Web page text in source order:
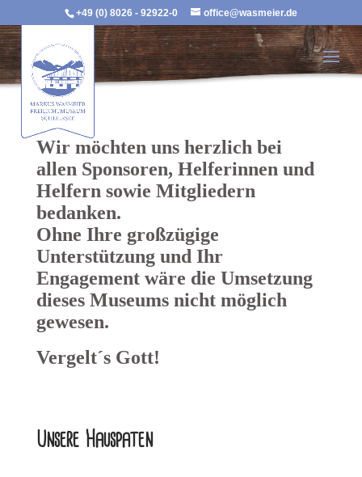
+49 (0) 8026 - 92922-0 office@wasmeier.de
Wir möchten uns herzlich bei
allen Sponsoren, Helferinnen und
Helfern sowie Mitgliedern
bedanken.
Ohne Ihre großzügige
Unterstützung und Ihr
Engagement wäre die Umsetzung
dieses Museums nicht möglich
gewesen.
Vergelt´s Gott!
Unsere Hauspaten